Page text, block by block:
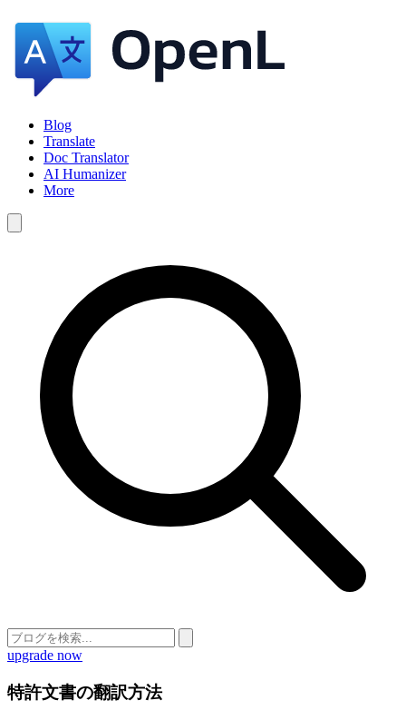
Blog
Translate
Doc Translator
AI Humanizer
More
upgrade now
特許文書の翻訳方法